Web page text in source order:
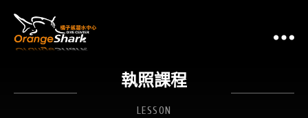
執照課程
LESSON